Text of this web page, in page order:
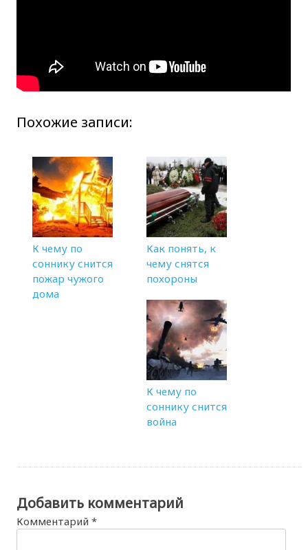
Похожие записи:
К чему по
соннику снится
пожар чужого
дома
Как понять, к
чему снятся
похороны
К чему по
соннику снится
война
Добавить комментарий
Комментарий*